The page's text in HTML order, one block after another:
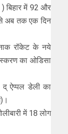
बिहार में 92 और
से अब तक एक दिन
रॉकेट के नये
का ओडिसा
ऐप्‍पल डेली का
में 18 लोग